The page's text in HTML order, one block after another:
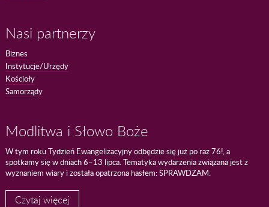
Nasi partnerzy
Biznes
Instytucje/Urzędy
Kościoły
Samorządy
Modlitwa i Słowo Boże
W tym roku Tydzień Ewangelizacyjny odbędzie się już po raz 76!, a
spotkamy się w dniach 6–13 lipca. Tematyka wydarzenia związana jest z
wyznaniem wiary i została opatrzona hasłem: SPRAWDZAM.
Czytaj więcej